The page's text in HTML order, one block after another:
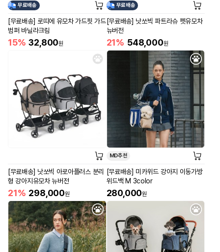
무료배송
[무료배송] 로띠에 유모차 가드핏 가드
범퍼 바닐라크림
15% 32,800원
무료배송
[무료배송] 낫쏘빅 파트라슈 펫유모차
뉴버전
21% 548,000원
[무료배송] 낫쏘빅 아로아플러스 분리
형 강아지유모차 뉴버전
21% 298,000원
MD추천
[무료배송] 미카위드 강아지 이동가방
위드백 M 3color
280,000원